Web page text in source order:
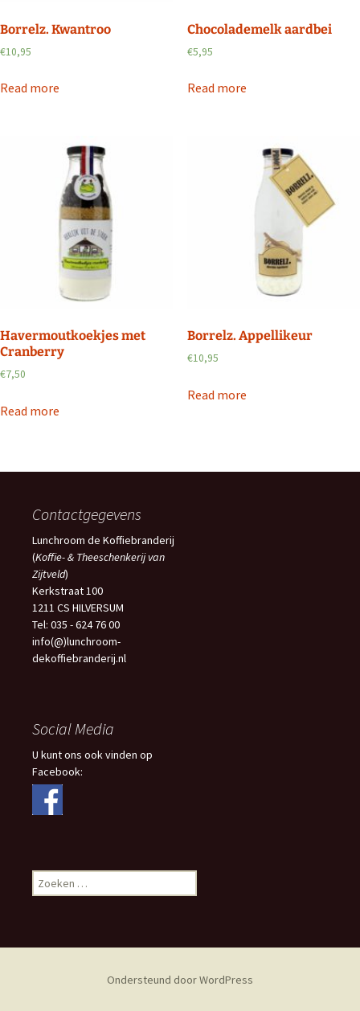
Borrelz. Kwantroo
€10,95
Read more
Chocolademelk aardbei
€5,95
Read more
Havermoutkoekjes met
Cranberry
€7,50
Read more
Borrelz. Appellikeur
€10,95
Read more
Contactgegevens
Lunchroom de Koffiebranderij
(Koffie- & Theeschenkerij van
Zijtveld)
Kerkstraat 100
1211 CS HILVERSUM
Tel: 035 - 624 76 00
info(@)lunchroom-
dekoffiebranderij.nl
Social Media
U kunt ons ook vinden op
Facebook:
Zoeken
naar:
Ondersteund door WordPress